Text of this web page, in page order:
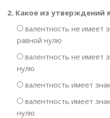
2. Какое из утверждений
валентность не имеет
равной нулю
валентность не имеет
нулю
валентность имеет
валентность имеет
нулю